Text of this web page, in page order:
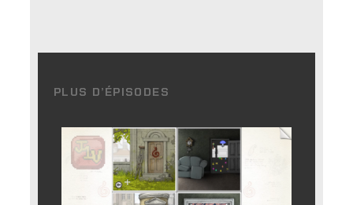
PLUS D’ÉPISODES